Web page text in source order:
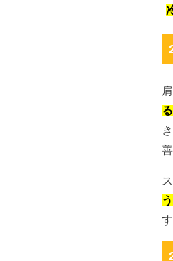
る
う